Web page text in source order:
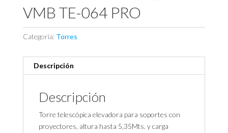
VMB TE-064 PRO
Categoría: Torres
Descripción
Descripción
Torre telescópica elevadora para soportes con
proyectores, altura hasta 5,35Mts. y carga